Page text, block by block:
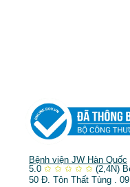
Bệnh viện JW Hàn Quốc
5.0 ✩ ✩ ✩ ✩ ✩ (2,4N)
50 Đ. Tôn Thất Tùng .